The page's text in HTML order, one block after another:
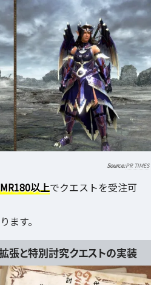
PR TIMES
MR180以上でクエストを受注可
ます。
張と特別討究クエストの実装